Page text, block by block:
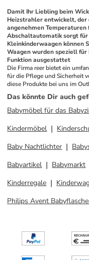
Damit Ihr Liebling beim
Heizstrahler entwickelt, der
angenehmen
Abschaltautomatik sorgt für
Kleinkinderwaagen können
Waagen wurden speziell
Funktion ausgestattet
Die Firma reer bietet ein
für die Pflege und Sicherheit
diese Produkte bei uns im
Das könnte Dir auch
Babymöbel für das
Kindermöbel
Baby Nachtlichter
Babyartikel
Babymarkt
Kinderregale
Philips Avent